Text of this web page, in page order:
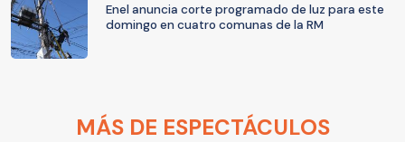
Enel anuncia corte programado de luz para este
domingo en cuatro comunas de la RM
MÁS DE ESPECTÁCULOS